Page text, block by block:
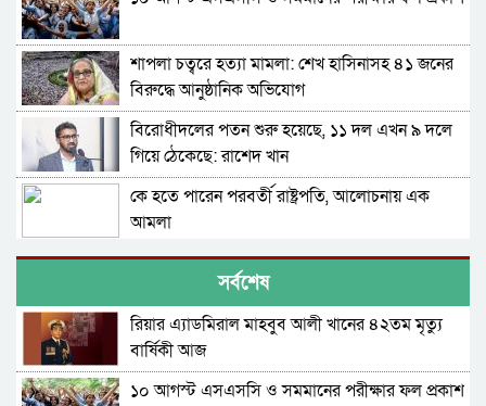
শাপলা চত্বরে হত্যা মামলা: শেখ হাসিনাসহ ৪১ জনের
বিরুদ্ধে আনুষ্ঠানিক অভিযোগ
বিরোধীদলের পতন শুরু হয়েছে, ১১ দল এখন ৯ দলে
গিয়ে ঠেকেছে: রাশেদ খান
কে হতে পারেন পরবর্তী রাষ্ট্রপতি, আলোচনায় এক
আমলা
সিলেটে আদলত চত্বরে শিশু ফাহিমা হত্যা মামলার
আসামির ওপর ফের হামলা
এআই দিয়ে অশালীন ছবি ছড়ানোর অভিযোগ
সিলেটের কনটেন্ট ক্রিয়েটর রাফিয়ার
শাবিপ্রবিতে শিক্ষার্থীকে মারধর: ছাত্রদল নেতা হাসিবুর
সর্বশেষ
রিয়ার এ্যাডমিরাল মাহবুব আলী খানের ৪২তম মৃত্যু
বার্ষিকী আজ
১০ আগস্ট এসএসসি ও সমমানের পরীক্ষার ফল প্রকাশ